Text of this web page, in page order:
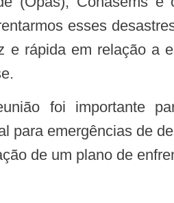
esses
e rápida em relação a
para emergências de
de um plano de